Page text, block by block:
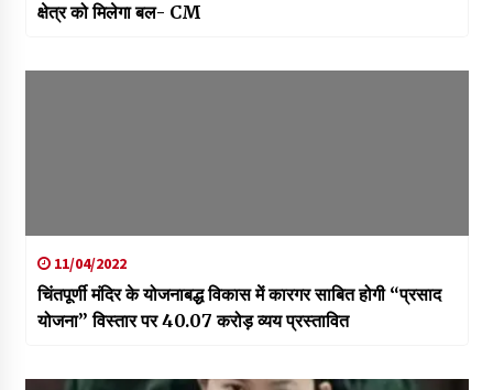
क्षेत्र को मिलेगा बल- CM
11/04/2022
चिंतपूर्णी मंदिर के योजनाबद्ध विकास में कारगर साबित होगी “प्रसाद
योजना” विस्तार पर 40.07 करोड़ व्यय प्रस्तावित